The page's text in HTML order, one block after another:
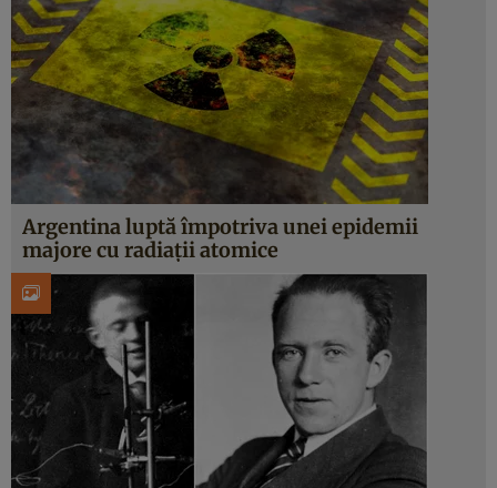
Argentina luptă împotriva unei epidemii
majore cu radiații atomice